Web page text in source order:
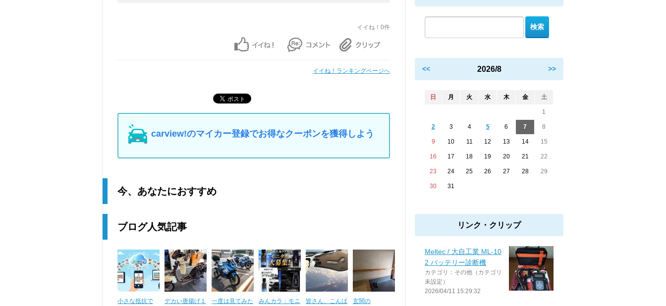
イイね！0件
イイね！ランキングページへ
carview!のマイカー登録でお得なクーポンを獲得しよう
今、あなたにおすすめ
ブログ人気記事
小さな抵抗で
デカい唐揚げ１
一度は見てみた
みんカラ：モニ
皆さん、こんば
玄関の
<< 2026/8 >>
日 月 火 水 木 金 土
1
2 3 4 5 6 7 8
9 10 11 12 13 14 15
16 17 18 19 20 21 22
23 24 25 26 27 28 29
30 31
リンク・クリップ
Meltec / 大自工業 ML-10
2 バッテリー診断機
カテゴリ：その他（カテゴリ
未設定）
2026/04/11 15:29:32